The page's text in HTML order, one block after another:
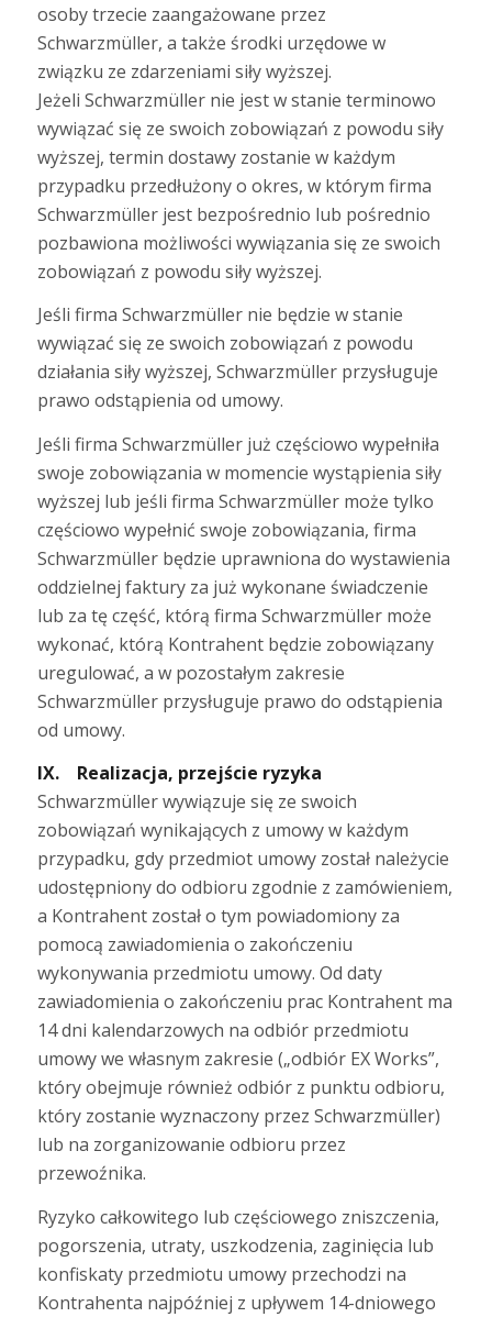
osoby trzecie zaangażowane przez
Schwarzmüller, a także środki urzędowe w
związku ze zdarzeniami siły wyższej.
Jeżeli Schwarzmüller nie jest w stanie terminowo
wywiązać się ze swoich zobowiązań z powodu siły
wyższej, termin dostawy zostanie w każdym
przypadku przedłużony o okres, w którym firma
Schwarzmüller jest bezpośrednio lub pośrednio
pozbawiona możliwości wywiązania się ze swoich
zobowiązań z powodu siły wyższej.
Jeśli firma Schwarzmüller nie będzie w stanie
wywiązać się ze swoich zobowiązań z powodu
działania siły wyższej, Schwarzmüller przysługuje
prawo odstąpienia od umowy.
Jeśli firma Schwarzmüller już częściowo wypełniła
swoje zobowiązania w momencie wystąpienia siły
wyższej lub jeśli firma Schwarzmüller może tylko
częściowo wypełnić swoje zobowiązania, firma
Schwarzmüller będzie uprawniona do wystawienia
oddzielnej faktury za już wykonane świadczenie
lub za tę część, którą firma Schwarzmüller może
wykonać, którą Kontrahent będzie zobowiązany
uregulować, a w pozostałym zakresie
Schwarzmüller przysługuje prawo do odstąpienia
od umowy.
IX. Realizacja, przejście ryzyka
Schwarzmüller wywiązuje się ze swoich
zobowiązań wynikających z umowy w każdym
przypadku, gdy przedmiot umowy został należycie
udostępniony do odbioru zgodnie z zamówieniem,
a Kontrahent został o tym powiadomiony za
pomocą zawiadomienia o zakończeniu
wykonywania przedmiotu umowy. Od daty
zawiadomienia o zakończeniu prac Kontrahent ma
14 dni kalendarzowych na odbiór przedmiotu
umowy we własnym zakresie („odbiór EX Works”,
który obejmuje również odbiór z punktu odbioru,
który zostanie wyznaczony przez Schwarzmüller)
lub na zorganizowanie odbioru przez
przewoźnika.
Ryzyko całkowitego lub częściowego zniszczenia,
pogorszenia, utraty, uszkodzenia, zaginięcia lub
konfiskaty przedmiotu umowy przechodzi na
Kontrahenta najpóźniej z upływem 14-dniowego